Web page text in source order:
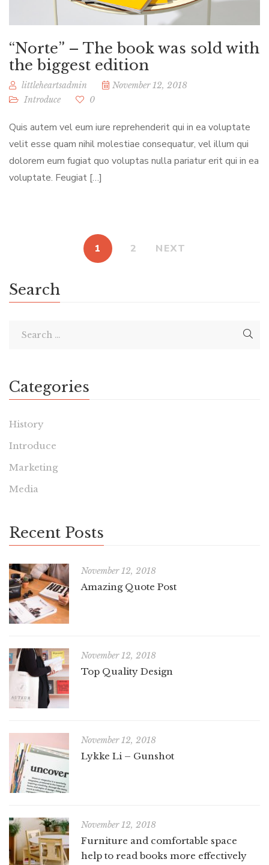
“Norte” – The book was sold with
the biggest edition
littleheartsadmin
November 12, 2018
Introduce
0
Quis autem vel eum iure reprehenderit qui in ea voluptate
velit esse quam nihil molestiae consequatur, vel illum qui
dolorem eum fugiat quo voluptas nulla pariatur erit qui in ea
voluptate. Feugiat […]
1 2 NEXT
Search
Categories
History
Introduce
Marketing
Media
Recent Posts
November 12, 2018
Amazing Quote Post
November 12, 2018
Top Quality Design
November 12, 2018
Lykke Li – Gunshot
November 12, 2018
Furniture and comfortable space
help to read books more effectively